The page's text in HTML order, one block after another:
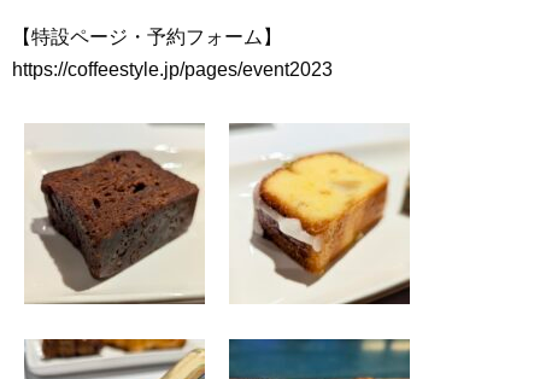
【特設ページ・予約フォーム】
https://coffeestyle.jp/pages/event2023